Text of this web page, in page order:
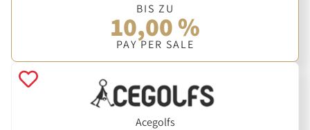
BIS ZU
10,00 %
PAY PER SALE
Acegolfs